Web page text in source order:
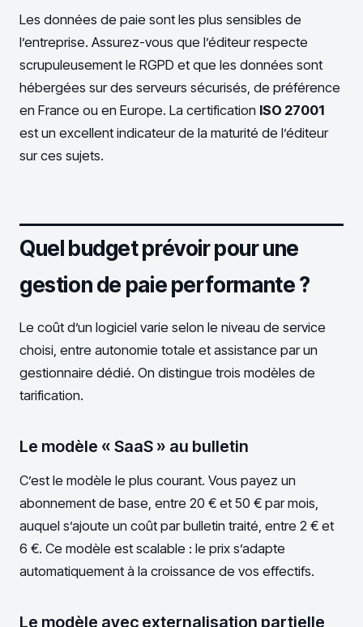
Les données de paie sont les plus sensibles de
l’entreprise. Assurez-vous que l’éditeur respecte
scrupuleusement le RGPD et que les données sont
hébergées sur des serveurs sécurisés, de préférence
en France ou en Europe. La certification ISO 27001
est un excellent indicateur de la maturité de l’éditeur
sur ces sujets.
Quel budget prévoir pour une
gestion de paie performante ?
Le coût d’un logiciel varie selon le niveau de service
choisi, entre autonomie totale et assistance par un
gestionnaire dédié. On distingue trois modèles de
tarification.
Le modèle « SaaS » au bulletin
C’est le modèle le plus courant. Vous payez un
abonnement de base, entre 20 € et 50 € par mois,
auquel s’ajoute un coût par bulletin traité, entre 2 € et
6 €. Ce modèle est scalable : le prix s’adapte
automatiquement à la croissance de vos effectifs.
Le modèle avec externalisation partielle